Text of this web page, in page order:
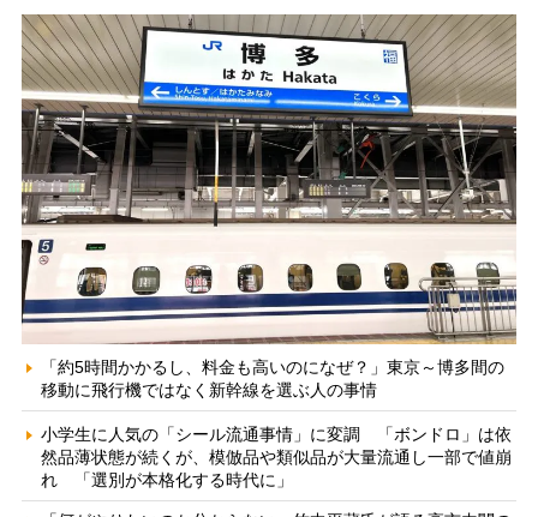
「約5時間かかるし、料金も高いのになぜ？」東京～博多間の
移動に飛行機ではなく新幹線を選ぶ人の事情
小学生に人気の「シール流通事情」に変調 「ボンドロ」は依
然品薄状態が続くが、模倣品や類似品が大量流通し一部で値崩
れ 「選別が本格化する時代に」